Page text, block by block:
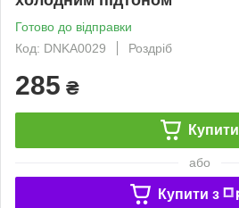
Готово до відправки
Код: DNKA0029
Роздріб
285 ₴
Купити
або
Купити з